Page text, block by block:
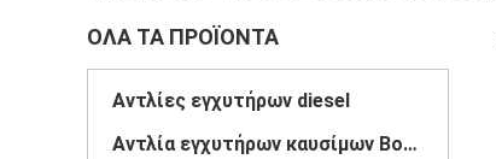
ΌΛΑ ΤΑ ΠΡΟΪΌΝΤΑ
Αντλίες εγχυτήρων diesel
Αντλία εγχυτήρων καυσίμων Bosch